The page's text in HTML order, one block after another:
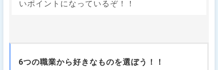
いポイントになっているぞ！！
6つの職業から好きなものを選ぼう！！